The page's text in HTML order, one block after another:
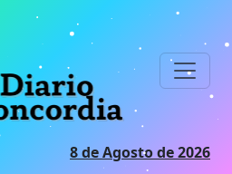
8 de Agosto de 2026